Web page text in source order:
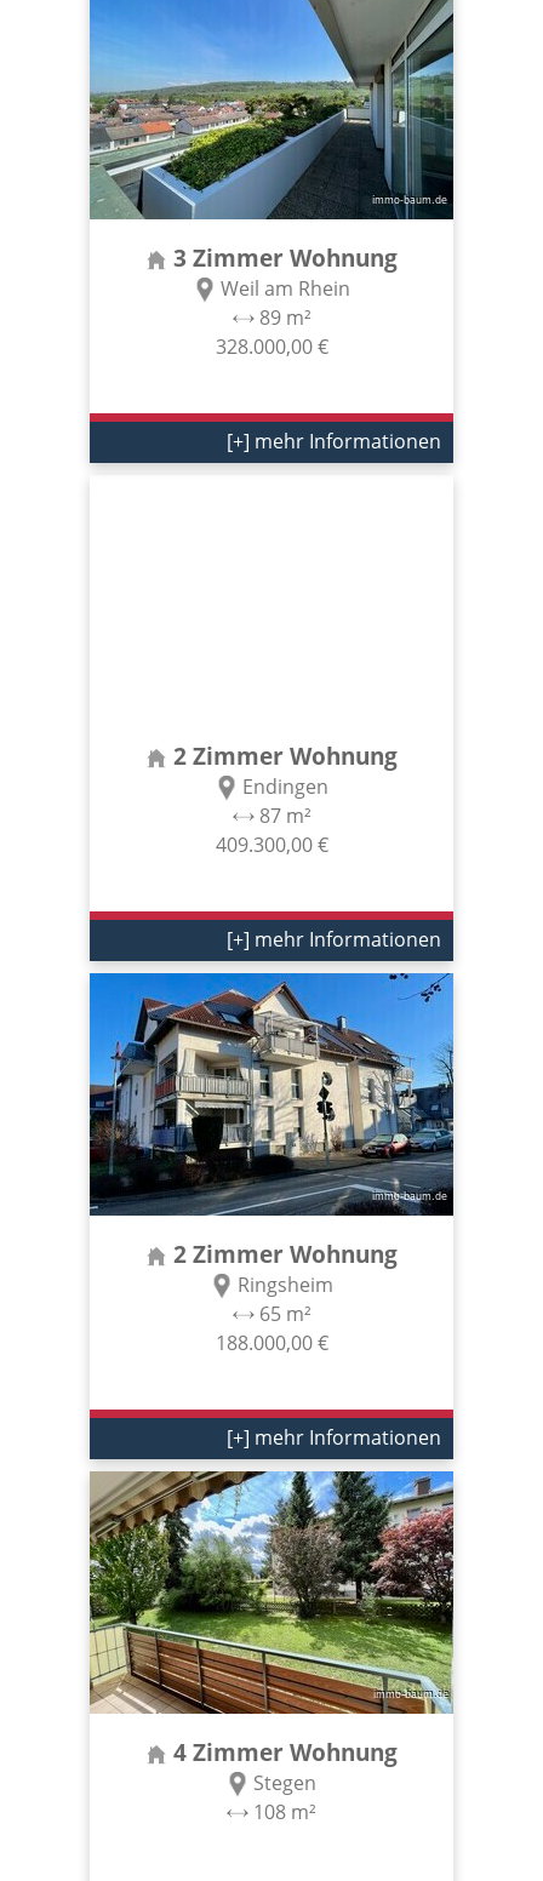
3 Zimmer Wohnung
Weil am Rhein
89 m²
328.000,00 €
[+] mehr Informationen
2 Zimmer Wohnung
Endingen
87 m²
409.300,00 €
[+] mehr Informationen
2 Zimmer Wohnung
Ringsheim
65 m²
188.000,00 €
[+] mehr Informationen
4 Zimmer Wohnung
Stegen
108 m²